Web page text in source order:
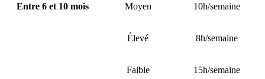
Entre 6 et 10 mois Moyen 10h/semaine
Élevé 8h/semaine
Faible 15h/semaine